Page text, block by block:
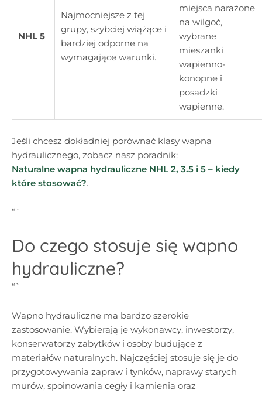
NHL 5
Najmocniejsze z tej
grupy, szybciej wiążące i
bardziej odporne na
wymagające warunki.
miejsca narażone
na wilgoć,
wybrane
mieszanki
wapienno-
konopne i
posadzki
wapienne.
Jeśli chcesz dokładniej porównać klasy wapna
hydraulicznego, zobacz nasz poradnik:
Naturalne wapna hydrauliczne NHL 2, 3.5 i 5 – kiedy
które stosować?.
“`
Do czego stosuje się wapno
hydrauliczne?
“`
Wapno hydrauliczne ma bardzo szerokie
zastosowanie. Wybierają je wykonawcy, inwestorzy,
konserwatorzy zabytków i osoby budujące z
materiałów naturalnych. Najczęściej stosuje się je do
przygotowywania zapraw i tynków, naprawy starych
murów, spoinowania cegły i kamienia oraz